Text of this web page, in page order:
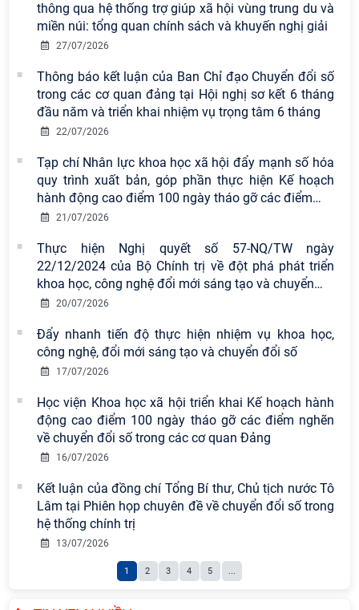
thông qua hệ thống trợ giúp xã hội vùng trung du và
miền núi: tổng quan chính sách và khuyến nghị giải
27/07/2026
Thông báo kết luận của Ban Chỉ đạo Chuyển đổi số
trong các cơ quan đảng tại Hội nghị sơ kết 6 tháng
đầu năm và triển khai nhiệm vụ trọng tâm 6 tháng
22/07/2026
Tạp chí Nhân lực khoa học xã hội đẩy mạnh số hóa
quy trình xuất bản, góp phần thực hiện Kế hoạch
hành động cao điểm 100 ngày tháo gỡ các điểm…
21/07/2026
Thực hiện Nghị quyết số 57-NQ/TW ngày
22/12/2024 của Bộ Chính trị về đột phá phát triển
khoa học, công nghệ đổi mới sáng tạo và chuyển…
20/07/2026
Đẩy nhanh tiến độ thực hiện nhiệm vụ khoa học,
công nghệ, đổi mới sáng tạo và chuyển đổi số
17/07/2026
Học viện Khoa học xã hội triển khai Kế hoạch hành
động cao điểm 100 ngày tháo gỡ các điểm nghẽn
về chuyển đổi số trong các cơ quan Đảng
16/07/2026
Kết luận của đồng chí Tổng Bí thư, Chủ tịch nước Tô
Lâm tại Phiên họp chuyên đề về chuyển đổi số trong
hệ thống chính trị
13/07/2026
1 2 3 4 5 ...
Viện Hàn lâm Khoa học xã hội Việt
Nam có 02 tác phẩm đạt giải khuyến
khích tại Cuộc thi chính luận bảo vệ
nền tảng tư tưởng của Đảng năm
2026
chuyên đề: Đẩy mạnh học tập, thực
hành tư tưởng, đạo đức, phương
pháp, phong cách Hồ Chí Minh trong
giai đoạn phát triển mới
Hội thảo khoa học quốc tế “Không
gian phát triển Việt Nam trong kỷ
nguyên mới: Định hướng chiến lược
vào thứ ba, ngày 28/7/2026
Tọa đàm Giao lưu chuyên đề về
những kinh nghiệm quan trọng của
Cộng sản Việt Nam trong lãnh đạo
sự nghiệp xây dựng chủ nghĩa xã hội
Hội nghị Lãnh đạo Viện Hàn lâm
Khoa học xã hội Việt Nam làm việc
với Ban Chủ nhiệm các Chương trình